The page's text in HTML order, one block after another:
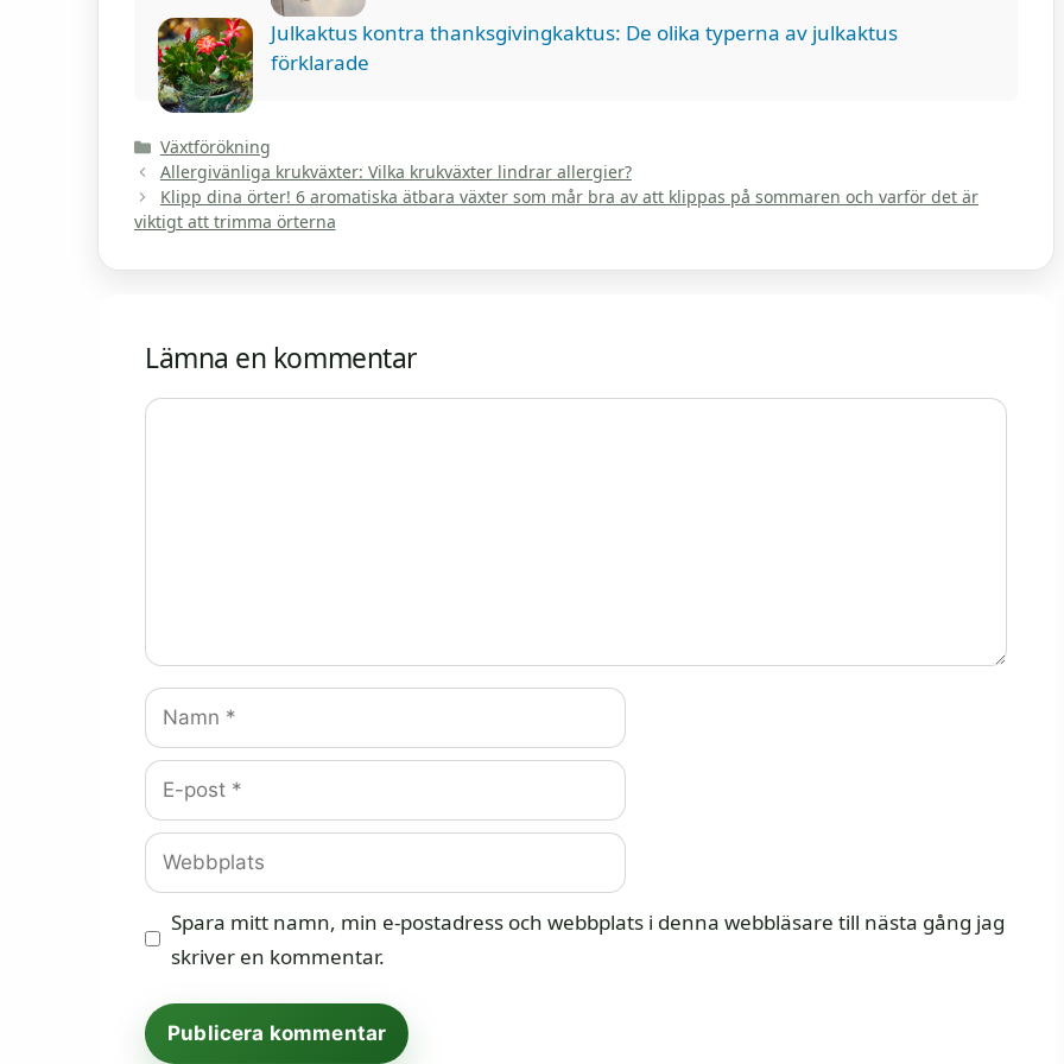
Julkaktus kontra thanksgivingkaktus: De olika typerna av julkaktus
förklarade
Kategorier
Växtförökning
Allergivänliga krukväxter: Vilka krukväxter lindrar allergier?
Klipp dina örter! 6 aromatiska ätbara växter som mår bra av att klippas på sommaren och varför det är
viktigt att trimma örterna
Lämna en kommentar
Kommentar
Namn
E-
post
Webbplats
Spara mitt namn, min e-postadress och webbplats i denna webbläsare till nästa gång jag
skriver en kommentar.